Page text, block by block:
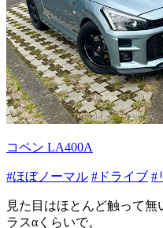
コペン LA400A
#ほぼノーマル #ドライブ #
見た目はほとんど触って
ラスαくらいで。